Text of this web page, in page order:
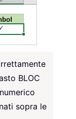
BLOC
sopra le